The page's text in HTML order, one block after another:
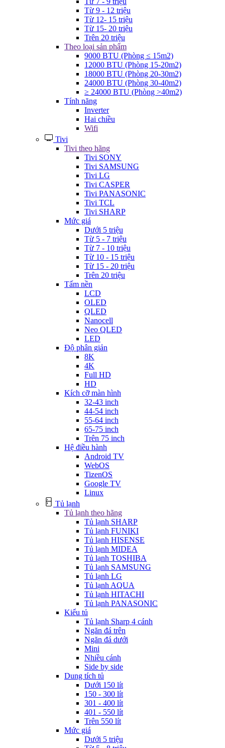
Từ 9 - 12 triệu
Từ 12- 15 triệu
Từ 15- 20 triệu
Trên 20 triệu
Theo loại sản phẩm
9000 BTU (Phòng ≤ 15m2)
12000 BTU (Phòng 15-20m2)
18000 BTU (Phòng 20-30m2)
24000 BTU (Phòng 30-40m2)
≥ 24000 BTU (Phòng >40m2)
Tính năng
Inverter
Hai chiều
Wifi
Tivi
Tivi theo hãng
Tivi SONY
Tivi SAMSUNG
Tivi LG
Tivi CASPER
Tivi PANASONIC
Tivi TCL
Tivi SHARP
Mức giá
Dưới 5 triệu
Từ 5 - 7 triệu
Từ 7 - 10 triệu
Từ 10 - 15 triệu
Từ 15 - 20 triệu
Trên 20 triệu
Tấm nền
LCD
OLED
QLED
Nanocell
Neo QLED
LED
Độ phân giản
8K
4K
Full HD
HD
Kích cỡ màn hình
32-43 inch
44-54 inch
55-64 inch
65-75 inch
Trên 75 inch
Hệ điều hành
Android TV
WebOS
TizenOS
Google TV
Linux
Tủ lạnh
Tủ lạnh theo hãng
Tủ lạnh SHARP
Tủ lạnh FUNIKI
Tủ lạnh HISENSE
Tủ lạnh MIDEA
Tủ lạnh TOSHIBA
Tủ lạnh SAMSUNG
Tủ lạnh LG
Tủ lạnh AQUA
Tủ lạnh HITACHI
Tủ lạnh PANASONIC
Kiểu tủ
Tủ lạnh Sharp 4 cánh
Ngăn đá trên
Ngăn đá dưới
Mini
Nhiều cánh
Side by side
Dung tích tủ
Dưới 150 lít
150 - 300 lít
301 - 400 lít
401 - 550 lít
Trên 550 lít
Mức giá
Dưới 5 triệu